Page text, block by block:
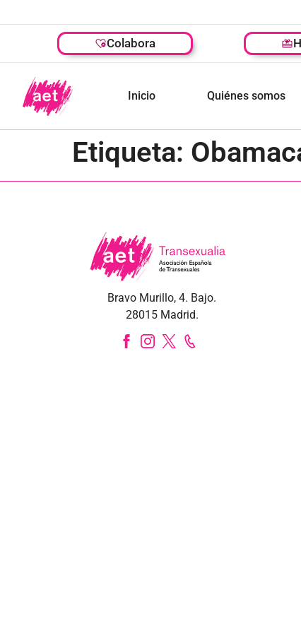
Inicio Quiénes somos
Colabora
Etiqueta:
Bravo Murillo, 4. Bajo.
28015 Madrid.